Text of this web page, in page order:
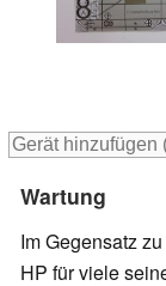
Wartung
Im Gegensatz
HP für viele